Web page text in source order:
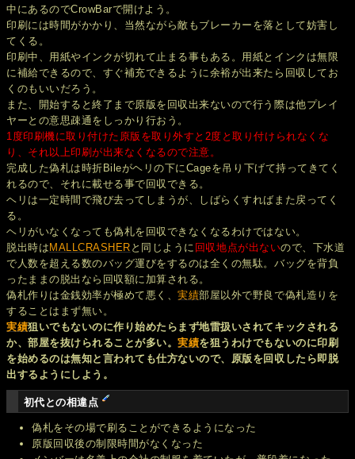
中にあるのでCrowBarで開けよう。
印刷には時間がかかり、当然ながら敵もブレーカーを落として妨害し
てくる。
印刷中、用紙やインクが切れて止まる事もある。用紙とインクは無限
に補給できるので、すぐ補充できるように余裕が出来たら回収してお
くのもいいだろう。
また、開始すると終了まで原版を回収出来ないので行う際は他プレイ
ヤーとの意思疎通をしっかり行おう。
1度印刷機に取り付けた原版を取り外すと2度と取り付けられなくな
り、それ以上印刷が出来なくなるので注意。
完成した偽札は時折Bileがヘリの下にCageを吊り下げて持ってきてく
れるので、それに載せる事で回収できる。
ヘリは一定時間で飛び去ってしまうが、しばらくすればまた戻ってく
る。
ヘリがいなくなっても偽札を回収できなくなるわけではない。
脱出時は MALLCRASHER と同じように 回収地点が出ないので、下水道
で人数を超える数のバッグ運びをするのは全くの無駄。バッグを背負
ったままの脱出なら回収額に加算される。
偽札作りは金銭効率が極めて悪く、実績部屋以外で野良で偽札造りを
することはまず無い。
実績狙いでもないのに作り始めたらまず地雷扱いされてキックされる
か、部屋を抜けられることが多い。実績を狙うわけでもないのに印刷
を始めるのは無知と言われても仕方ないので、原版を回収したら即脱
出するようにしよう。
初代との相違点
偽札をその場で刷ることができるようになった
原版回収後の制限時間がなくなった